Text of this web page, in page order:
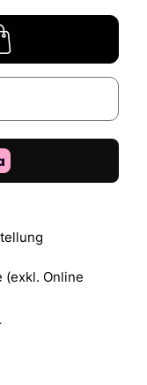
(exkl. Online